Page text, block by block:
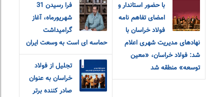
با حضور استاندار و
امضای تفاهم نامه
فولاد خراسان با
نهادهای مدیریت شهری اعلام
شد: فولاد خراسان، «معین
توسعه» منطقه شد
فرا رسیدن 31
شهریورماه، آغاز
گرامیداشت
حماسه ای است به وسعت ایران
تجلیل از فولاد
خراسان به عنوان
صادر کننده برتر